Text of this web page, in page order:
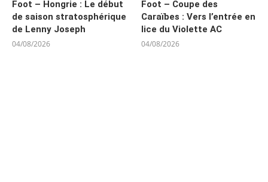
Foot – Hongrie : Le début
de saison stratosphérique
de Lenny Joseph
04/08/2026
Foot – Coupe des
Caraïbes : Vers l’entrée en
lice du Violette AC
04/08/2026